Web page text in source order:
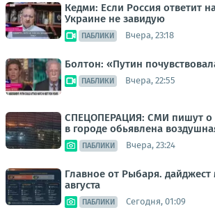
Кедми: Если Россия ответит
Украине не завидую
ПАБЛИКИ Вчера, 23:18
Болтон: «Путин
ПАБЛИКИ Вчера, 22:55
СПЕЦОПЕРАЦИЯ: СМИ пишут о
в городе обьявлена
ПАБЛИКИ Вчера, 23:24
Главное от Рыбаря. дайджест
августа
ПАБЛИКИ Сегодня, 01:09